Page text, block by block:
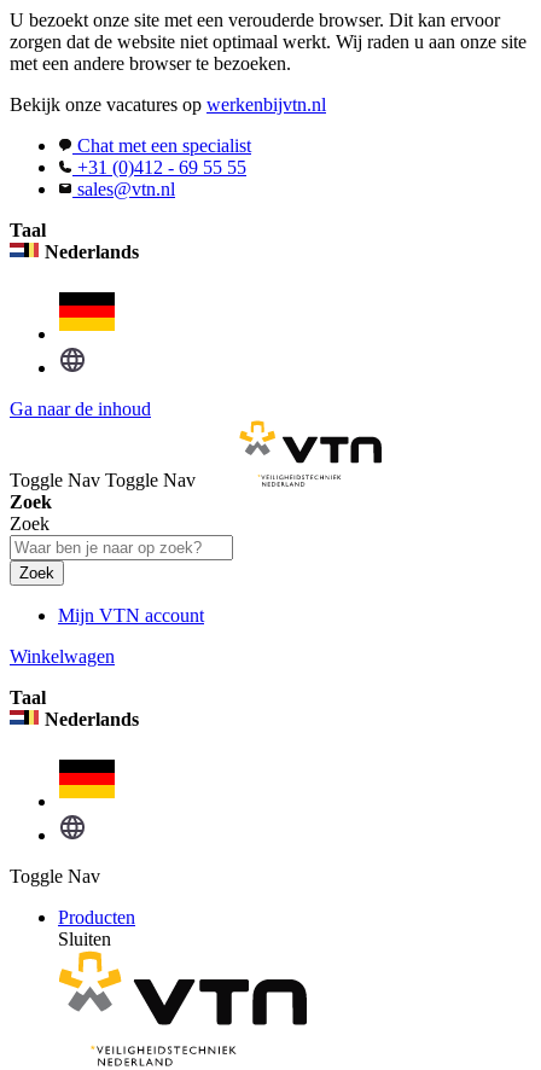
U bezoekt onze site met een verouderde browser. Dit kan ervoor
zorgen dat de website niet optimaal werkt. Wij raden u aan onze site
met een andere browser te bezoeken.
Bekijk onze vacatures op werkenbijvtn.nl
Chat met een specialist
+31 (0)412 - 69 55 55
sales@vtn.nl
Taal
Nederlands
Ga naar de inhoud
Toggle Nav Toggle Nav
Zoek
Zoek
Zoek
Mijn VTN account
Winkelwagen
Taal
Nederlands
Toggle Nav
Producten
Sluiten